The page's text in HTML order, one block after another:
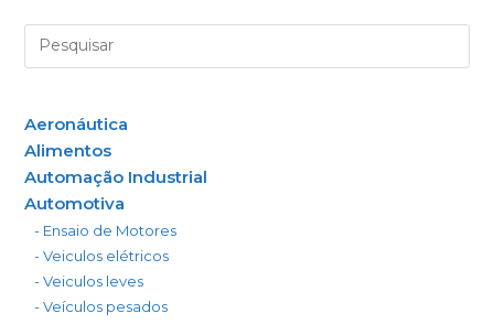
Aeronáutica
Alimentos
Automação Industrial
Automotiva
- Ensaio de Motores
- Veiculos elétricos
- Veiculos leves
- Veículos pesados